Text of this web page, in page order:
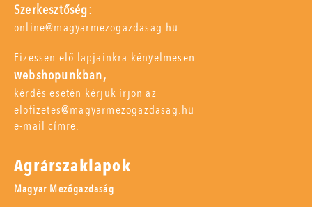
Szerkesztőség:
online@magyarmezogazdasag.hu
Fizessen elő lapjainkra kényelmesen
webshopunkban,
kérdés esetén kérjük írjon az
elofizetes@magyarmezogazdasag.hu
e-mail címre.
Agrárszaklapok
Magyar Mezőgazdaság